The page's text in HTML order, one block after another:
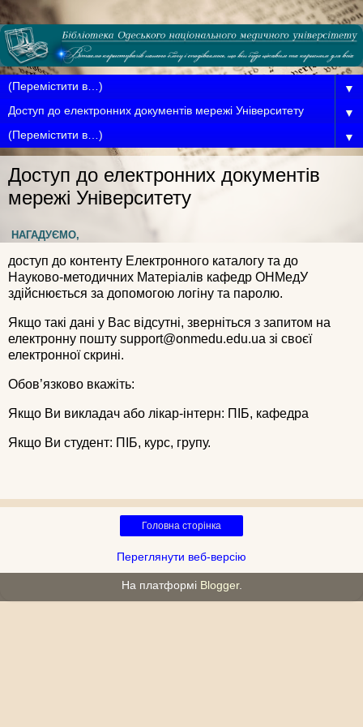
▼
▼
▼
Доступ до електронних документів
мережі Університету
НАГАДУЄМО,
доступ до контенту Електронного каталогу та до
Науково-методичних Матеріалів кафедр ОНМедУ
здійснюється за допомогою логіну та паролю.
Якщо такі дані у Вас відсутні, зверніться з запитом на
електронну пошту support@onmedu.edu.ua зі своєї
електронної скрині.
Обов’язково вкажіть:
Якщо Ви викладач або лікар-інтерн: ПІБ, кафедра
Якщо Ви студент: ПІБ, курс, групу.
Головна сторінка
Переглянути веб-версію
На платформі Blogger.